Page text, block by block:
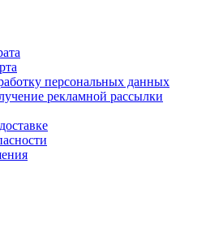
персональных данных
рекламной рассылки